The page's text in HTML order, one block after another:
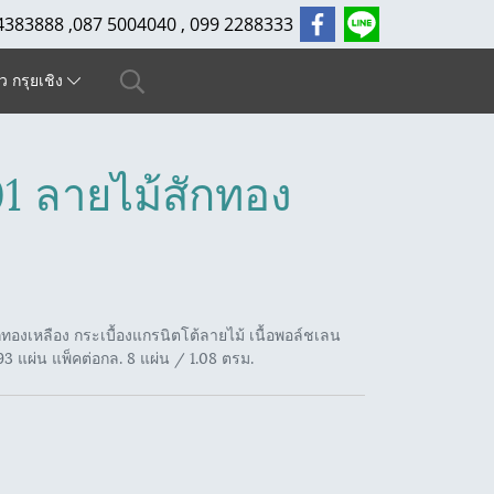
,087 5004040 , 099 2288333
กรุยเชิง
ลายไม้สักทอง
องเหลือง กระเบื้องแกรนิตโต้ลายไม้ เนื้อพอล์ชเลน
แผ่น แพ็คต่อกล. 8 แผ่น / 1.08 ตรม.